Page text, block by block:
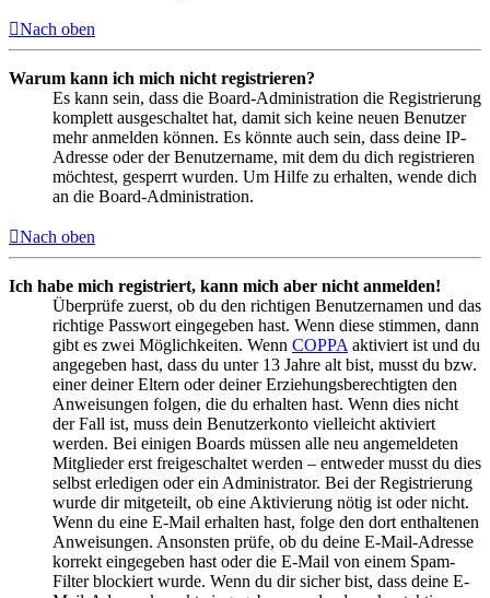
Nach oben
Warum kann ich mich nicht registrieren?
Es kann sein, dass die Board-Administration die Registrierung
komplett ausgeschaltet hat, damit sich keine neuen Benutzer
mehr anmelden können. Es könnte auch sein, dass deine IP-
Adresse oder der Benutzername, mit dem du dich registrieren
möchtest, gesperrt wurden. Um Hilfe zu erhalten, wende dich
an die Board-Administration.
Nach oben
Ich habe mich registriert, kann mich aber nicht anmelden!
Überprüfe zuerst, ob du den richtigen Benutzernamen und das
richtige Passwort eingegeben hast. Wenn diese stimmen, dann
gibt es zwei Möglichkeiten. Wenn COPPA aktiviert ist und du
angegeben hast, dass du unter 13 Jahre alt bist, musst du bzw.
einer deiner Eltern oder deiner Erziehungsberechtigten den
Anweisungen folgen, die du erhalten hast. Wenn dies nicht
der Fall ist, muss dein Benutzerkonto vielleicht aktiviert
werden. Bei einigen Boards müssen alle neu angemeldeten
Mitglieder erst freigeschaltet werden – entweder musst du dies
selbst erledigen oder ein Administrator. Bei der Registrierung
wurde dir mitgeteilt, ob eine Aktivierung nötig ist oder nicht.
Wenn du eine E-Mail erhalten hast, folge den dort enthaltenen
Anweisungen. Ansonsten prüfe, ob du deine E-Mail-Adresse
korrekt eingegeben hast oder die E-Mail von einem Spam-
Filter blockiert wurde. Wenn du dir sicher bist, dass deine E-